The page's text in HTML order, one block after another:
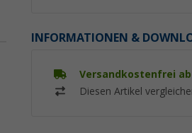
INFORMATIONEN &
Versandkostenfrei ab
Diesen Artikel